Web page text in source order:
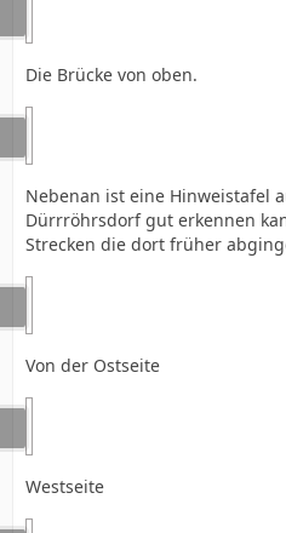
Die Brücke von oben.
Nebenan ist eine Hinweistafel
Dürrröhrsdorf gut erkennen
Strecken die dort früher
Von der Ostseite
Westseite